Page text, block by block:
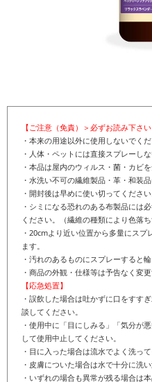
【ご注意（免責）＞必ずお読み下さい
・本来の用途以外に使用しないでくだ
・人体・ペットには直接スプレーしな
・本品は屋内のウィルス・菌・カビ
・水洗い不可の繊維製品・革・和装
・開封後は早めに使い切ってください
・シミになる恐れのある布製品には
ください。（繊維の種類により色落
・20cmより近い位置から多量にス
ます。
・汚れのあるものにスプレーすると
・商品の外観・仕様等は予告なく変
【応急処置】
・誤飲した場合は吐かずに口をすす
談してください。
・使用中に「目にしみる」「気分が
して使用中止してください。
・目に入った場合は流水でよく洗って
・皮膚についた場合は水で十分に洗い
・いずれの場合も異常が残る場合は